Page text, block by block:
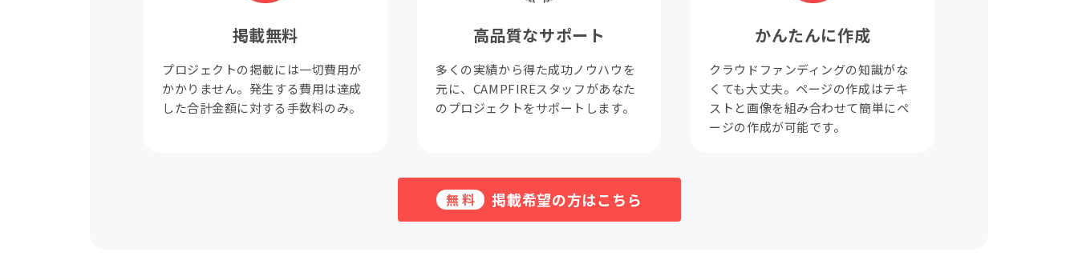
掲載無料
プロジェクトの掲載には一切費用が
かかりません。発生する費用は達成
した合計金額に対する手数料のみ。
高品質なサポート
多くの実績から得た成功ノウハウを
元に、CAMPFIREスタッフがあなた
のプロジェクトをサポートします。
かんたんに作成
クラウドファンディングの知識がな
くても大丈夫。ページの作成はテキ
ストと画像を組み合わせて簡単にペ
ージの作成が可能です。
無料 掲載希望の方はこちら